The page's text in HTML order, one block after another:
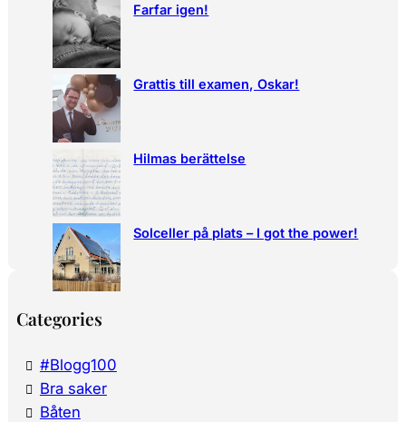
Farfar igen!
Grattis till examen, Oskar!
Hilmas berättelse
Solceller på plats – I got the power!
Categories
#Blogg100
Bra saker
Båten